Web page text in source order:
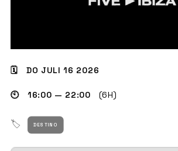
GET THE APP
ZOEKEN
🗓 DO JULI 16 2026
🕙 16:00 — 22:00 (6H)
🏷 DESTINO